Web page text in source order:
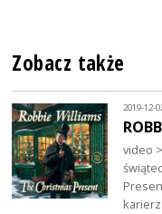
Zobacz także
2019-12-
video